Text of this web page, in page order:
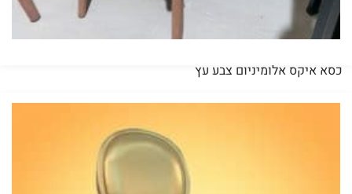
כסא איקס אלומיניום צבע עץ